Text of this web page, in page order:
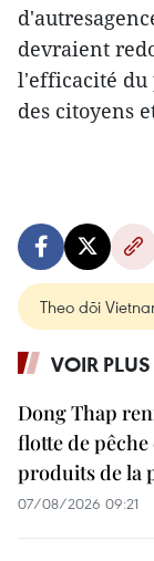
devraient
l'efficacité du
des citoyens
Theo dõi
VOIR PLUS
Dong Thap
flotte de
produits de la
07/08/2026 09:21